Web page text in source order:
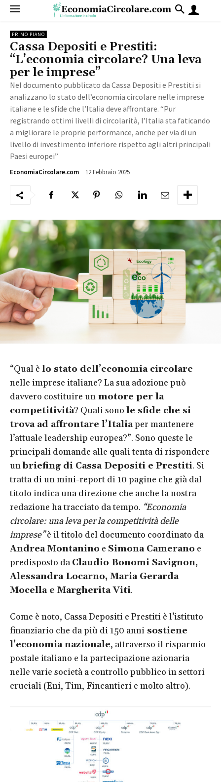
PRIMO PIANO
Cassa Depositi e Prestiti:
“L’economia circolare? Una leva
per le imprese”
Nel documento pubblicato da Cassa Depositi e Prestiti si
analizzano lo stato dell’economia circolare nelle imprese
italiane e le sfide che l’Italia deve affrontare. “Pur
registrando ottimi livelli di circolarità, l’Italia sta faticando
a migliorare le proprie performance, anche per via di un
livello di investimento inferiore rispetto agli altri principali
Paesi europei”
EconomiaCircolare.com 12 Febbraio 2025
“Qual è lo stato dell’economia circolare
nelle imprese italiane? La sua adozione può
davvero costituire un motore per la
competitività? Quali sono le sfide che si
trova ad affrontare l’Italiaper mantenere
l’attuale leadership europea?”. Sono queste le
principali domande alle quali tenta di rispondere
unbriefing di Cassa Depositi e Prestiti. Si
tratta di un mini-report di 10 pagine che già dal
titolo indica una direzione che anche la nostra
redazione ha tracciato da tempo. “Economia
circolare: una leva per la competitività delle
imprese”è il titolo del documento coordinato da
Andrea Montanino e Simona Camerano e
predisposto da Claudio Bonomi Savignon,
Alessandra Locarno, Maria Gerarda
Mocella e Margherita Viti.
Come è noto, Cassa Depositi e Prestiti è l’istituto
finanziario che da più di 150 anni sostiene
l’economia nazionale, attraverso il risparmio
postale italiano e la partecipazione azionaria
nelle varie società a controllo pubblico in settori
cruciali (Eni, Tim, Fincantieri e molto altro).